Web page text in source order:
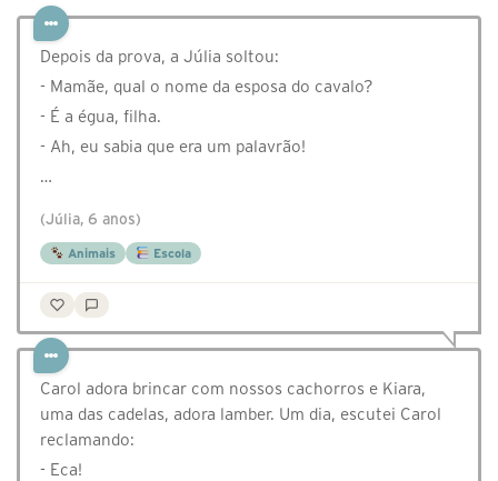
Depois da prova, a Júlia soltou:
- Mamãe, qual o nome da esposa do cavalo?
- É a égua, filha.
- Ah, eu sabia que era um palavrão!
…
(Júlia, 6 anos)
Animais Escola
Carol adora brincar com nossos cachorros e Kiara,
uma das cadelas, adora lamber. Um dia, escutei Carol
reclamando:
- Eca!